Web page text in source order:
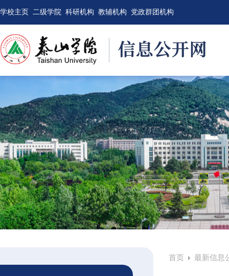
学校主页 二级学院 科研机构 教辅机构 党政群团机构
首页 最新信息